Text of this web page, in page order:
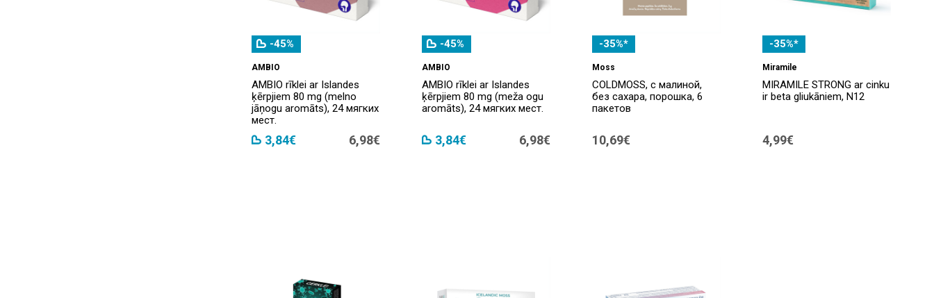
-45%
AMBIO
AMBIO rīklei ar Islandes
ķērpjiem 80 mg (melno
jāņogu aromāts), 24 мягких
мест.
3,84€ 6,98€
-45%
AMBIO
AMBIO rīklei ar Islandes
ķērpjiem 80 mg (meža ogu
aromāts), 24 мягких мест.
3,84€ 6,98€
-35%*
Moss
COLDMOSS, с малиной,
без сахара, порошка, 6
пакетов
10,69€
-35%*
Miramile
MIRAMILE STRONG ar cinku
ir beta gliukāniem, N12
4,99€